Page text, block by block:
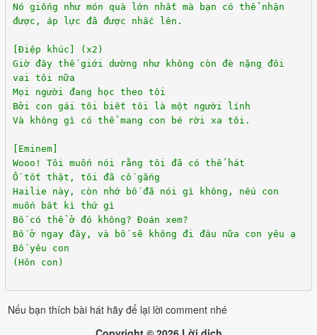
Nó giống như món quà lớn nhất mà bạn có thể nhận
được, áp lực đã được nhấc lên.
[Điệp khúc] (x2)
Giờ đây thế giới dường như không còn đè nặng đôi
vai tôi nữa
Mọi người đang học theo tôi
Bởi con gái tôi biết tôi là một người lính
Và không gì có thể mang con bé rời xa tôi.
[Eminem]
Wooo! Tôi muốn nói rằng tôi đã có thể hát
Ồ tốt thật, tôi đã cố gắng
Hailie này, còn nhớ bố đã nói gì không, nếu con
muốn bất kì thứ gì
Bố có thể ở đó không? Đoán xem?
Bố ở ngay đây, và bố sẽ không đi đâu nữa con yêu ạ
Bố yêu con
(Hôn con)
Nếu bạn thích bài hát hãy để lại lời comment nhé